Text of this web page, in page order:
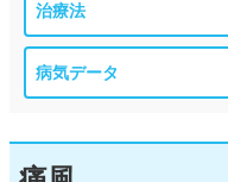
治療法
病気データ